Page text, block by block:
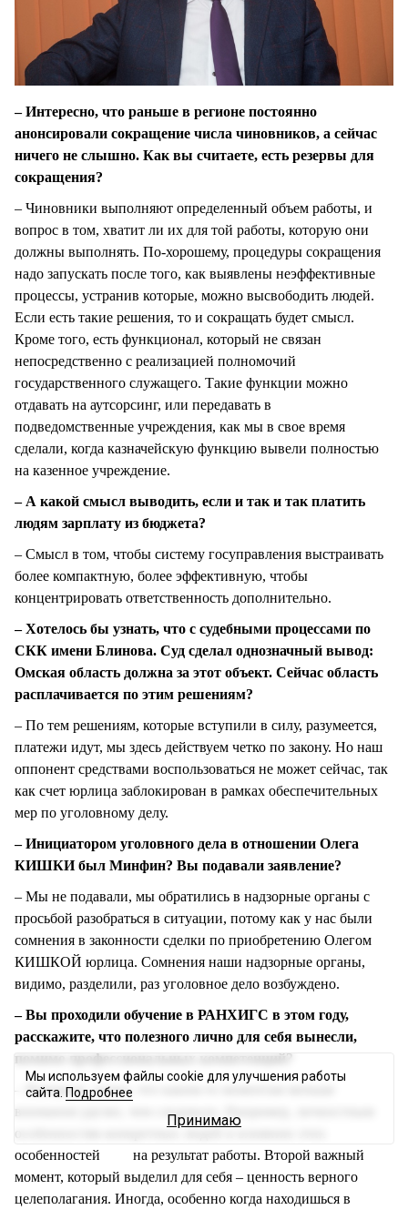
– Интересно, что раньше в регионе постоянно
анонсировали сокращение числа чиновников, а сейчас
ничего не слышно. Как вы считаете, есть резервы для
сокращения?
– Чиновники выполняют определенный объем работы, и
вопрос в том, хватит ли их для той работы, которую они
должны выполнять. По-хорошему, процедуры сокращения
надо запускать после того, как выявлены неэффективные
процессы, устранив которые, можно высвободить людей.
Если есть такие решения, то и сокращать будет смысл.
Кроме того, есть функционал, который не связан
непосредственно с реализацией полномочий
государственного служащего. Такие функции можно
отдавать на аутсорсинг, или передавать в
подведомственные учреждения, как мы в свое время
сделали, когда казначейскую функцию вывели полностью
на казенное учреждение.
– А какой смысл выводить, если и так и так платить
людям зарплату из бюджета?
– Смысл в том, чтобы систему госуправления выстраивать
более компактную, более эффективную, чтобы
концентрировать ответственность дополнительно.
– Хотелось бы узнать, что с судебными процессами по
СКК имени Блинова. Суд сделал однозначный вывод:
Омская область должна за этот объект. Сейчас область
расплачивается по этим решениям?
– По тем решениям, которые вступили в силу, разумеется,
платежи идут, мы здесь действуем четко по закону. Но наш
оппонент средствами воспользоваться не может сейчас, так
как счет юрлица заблокирован в рамках обеспечительных
мер по уголовному делу.
– Инициатором уголовного дела в отношении Олега
КИШКИ был Минфин? Вы подавали заявление?
– Мы не подавали, мы обратились в надзорные органы с
просьбой разобраться в ситуации, потому как у нас были
сомнения в законности сделки по приобретению Олегом
КИШКОЙ юрлица. Сомнения наши надзорные органы,
видимо, разделили, раз уголовное дело возбуждено.
– Вы проходили обучение в РАНХИГС в этом году,
расскажите, что полезного лично для себя вынесли,
помимо профессиональных компетенций?
– Наверное, понял, что каким-то моментам меньше
внимания уделял, чем следовало. Например, личностным
особенностям конкретных людей и влиянию этих
особенностей на результат работы. Второй важный
момент, который выделил для себя – ценность верного
целеполагания. Иногда, особенно когда находишься в
Мы используем файлы cookie для улучшения работы
сайта. Подробнее
Принимаю